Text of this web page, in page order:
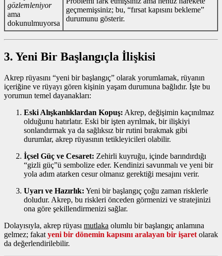
gözlemleniyor
ama
dokunulmuyorsa
geçmemişsiniz; bu, “fırsat kapısını bekleme”
durumunu gösterir.
3. Yeni Bir Başlangıçla İlişkisi
Akrep rüyasını “yeni bir başlangıç” olarak yorumlamak, rüyanın
içeriğine ve rüyayı gören kişinin yaşam durumuna bağlıdır. İşte bu
yorumun temel dayanakları:
Eski Alışkanlıklardan Kopuş: Akrep, değişimin kaçınılmaz
olduğunu hatırlatır. Eski bir işten ayrılmak, bir ilişkiyi
sonlandırmak ya da sağlıksız bir rutini bırakmak gibi
durumlar, akrep rüyasının tetikleyicileri olabilir.
İçsel Güç ve Cesaret: Zehirli kuyruğu, içinde barındırdığı
“gizli güç”ü sembolize eder. Kendinizi savunmalı ve yeni bir
yola adım atarken cesur olmanız gerektiği mesajını verir.
Uyarı ve Hazırlık: Yeni bir başlangıç çoğu zaman risklerle
doludur. Akrep, bu riskleri önceden görmenizi ve stratejinizi
ona göre şekillendirmenizi sağlar.
Dolayısıyla, akrep rüyası mutlaka olumlu bir başlangıç anlamına
gelmez; fakat yeni bir dönemin kapısını aralayan bir işaret olarak
da değerlendirilebilir.